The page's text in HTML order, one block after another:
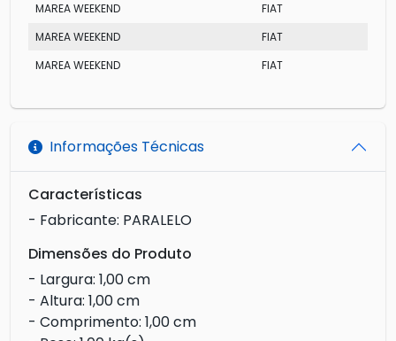
MAREA WEEKEND FIAT
MAREA WEEKEND
FIAT
MAREA WEEKEND
FIAT
Informações Técnicas
Características
- Fabricante: PARALELO
Dimensões do Produto
- Largura: 1,00 cm
- Altura: 1,00 cm
- Comprimento: 1,00 cm